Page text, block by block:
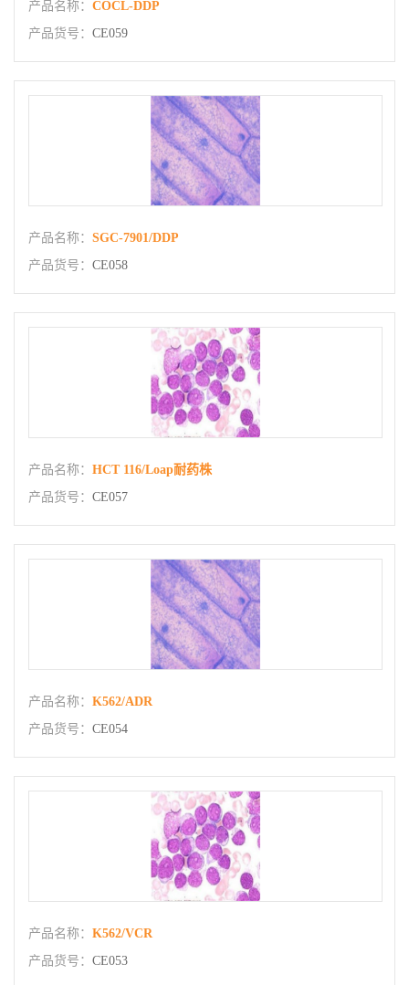
产品名称： COCL-DDP
产品货号： CE059
产品名称： SGC-7901/DDP
产品货号： CE058
产品名称： HCT 116/Loap耐药株
产品货号： CE057
产品名称： K562/ADR
产品货号： CE054
产品名称： K562/VCR
产品货号： CE053